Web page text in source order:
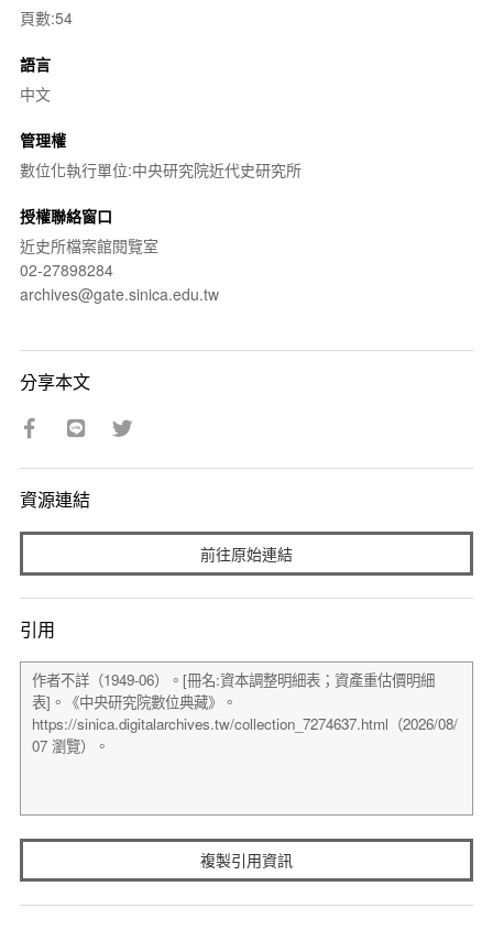
頁數:54
語言
中文
管理權
數位化執行單位:中央研究院近代史研究所
授權聯絡窗口
近史所檔案館閱覽室
02-27898284
archives@gate.sinica.edu.tw
分享本文
資源連結
前往原始連結
引用
複製引用資訊